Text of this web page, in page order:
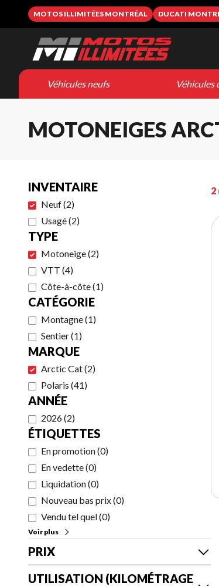
MOTOS ILLIMITÉES MONTRÉAL DUCATI
Véhicules neufs Véhicules
MOTONEIGES
INVENTAIRE
Neuf(2)
Usagé(2)
TYPE
Motoneige(2)
VTT (4)
Côte-à-côte(1)
CATÉGORIE
Montagne(1)
Sentier(1)
MARQUE
Arctic Cat(2)
Polaris (41)
ANNÉE
2026(2)
ÉTIQUETTES
En promotion(0)
En vedette(0)
Liquidation(0)
Nouveau bas prix(0)
Vendu tel quel(0)
Voir plus
PRIX
UTILISATION (KILOMÉTRAGE
2